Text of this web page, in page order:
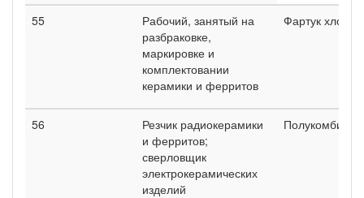
55
Рабочий, занятый на
разбраковке,
маркировке и
комплектовании
керамики и ферритов
Фартук
56
Резчик радиокерамики
и ферритов;
сверловщик
электрокерамических
изделий